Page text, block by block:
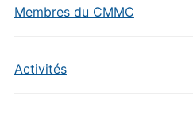
Membres du CMMC
Activités